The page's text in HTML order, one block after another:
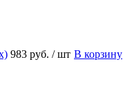
983 руб. / шт В корзину